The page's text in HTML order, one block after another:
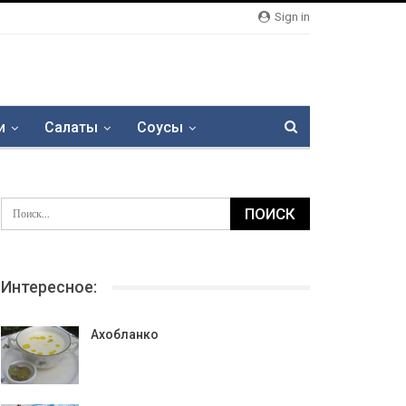
Sign in
Салаты Соусы
Интересное:
Ахобланко